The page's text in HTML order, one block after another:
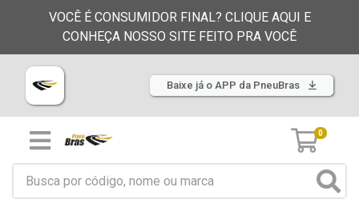
VOCÊ É CONSUMIDOR FINAL? CLIQUE AQUI E
CONHEÇA NOSSO SITE FEITO PRA VOCÊ
Baixe já o APP da PneuBras
0